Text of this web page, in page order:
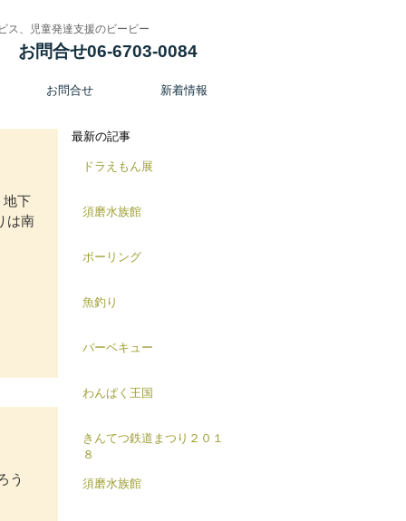
ス、児童発達支援のビービー
お問合せ06-6703-0084
お問合せ 新着情報
地下
は南
う
最新の記事
ドラえもん展
須磨水族館
ボーリング
魚釣り
バーベキュー
わんぱく王国
きんてつ鉄道まつり２０１
８
須磨水族館